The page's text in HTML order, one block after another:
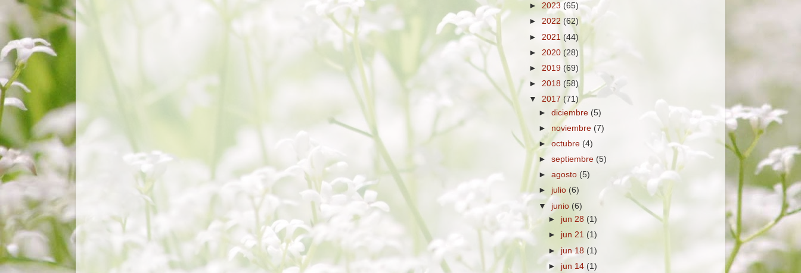
► 2023 (65)
► 2022 (62)
► 2021 (44)
► 2020 (28)
► 2019 (69)
► 2018 (58)
▼ 2017 (71)
►diciembre (5)
► noviembre (7)
►octubre (4)
►septiembre (5)
►agosto (5)
► julio (6)
▼ junio (6)
► jun 28 (1)
► jun 21 (1)
►jun 18 (1)
► jun 14(1)